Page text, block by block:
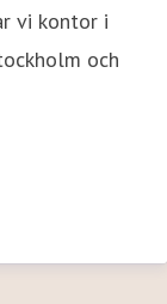
vi kontor i
och